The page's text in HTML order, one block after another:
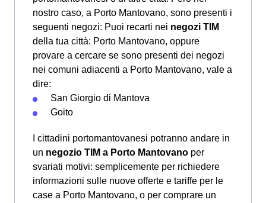
nostro caso, a Porto Mantovano, sono presenti i
seguenti negozi: Puoi recarti nei negozi TIM
della tua città: Porto Mantovano, oppure
provare a cercare se sono presenti dei negozi
nei comuni adiacenti a Porto Mantovano, vale a
dire:
San Giorgio di Mantova
Goito
I cittadini portomantovanesi potranno andare in
un negozio TIM a Porto Mantovano per
svariati motivi: semplicemente per richiedere
informazioni sulle nuove offerte e tariffe per le
case a Porto Mantovano, o per comprare un